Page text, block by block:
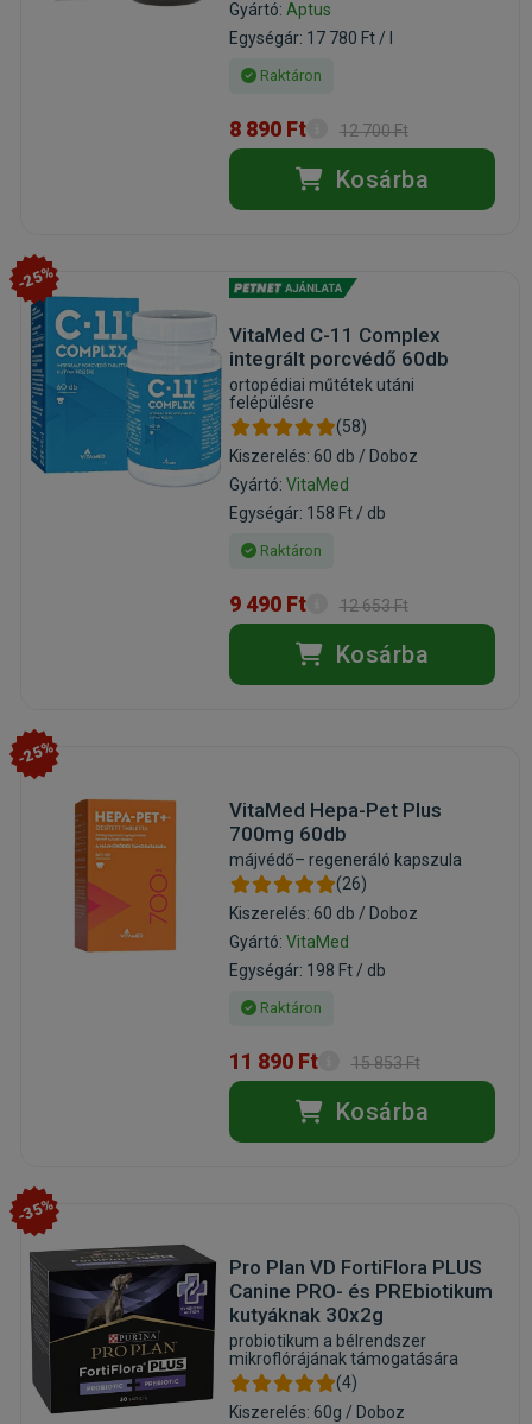
Gyártó: Aptus
Egységár: 17 780 Ft / l
Raktáron
8 890 Ft 12 700 Ft
Kosárba
-25%
VitaMed C-11 Complex
integrált porcvédő 60db
ortopédiai műtétek utáni
felépülésre
(58)
Kiszerelés: 60 db / Doboz
Gyártó: VitaMed
Egységár: 158 Ft / db
Raktáron
9 490 Ft 12 653 Ft
Kosárba
-25%
VitaMed Hepa-Pet Plus
700mg 60db
májvédő– regeneráló kapszula
(26)
Kiszerelés: 60 db / Doboz
Gyártó: VitaMed
Egységár: 198 Ft / db
Raktáron
11 890 Ft 15 853 Ft
Kosárba
-35%
Pro Plan VD FortiFlora PLUS
Canine PRO- és PREbiotikum
kutyáknak 30x2g
probiotikum a bélrendszer
mikroflórájának támogatására
(4)
Kiszerelés: 60g / Doboz